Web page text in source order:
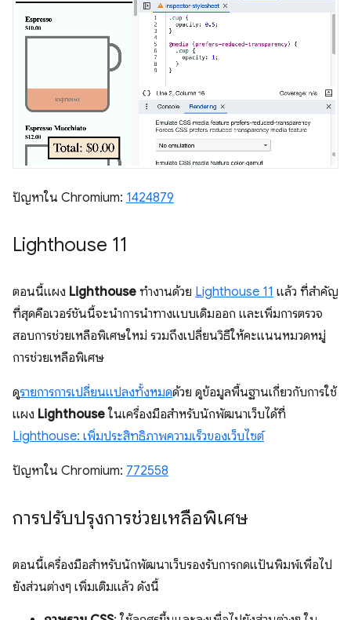
ปัญหาใน Chromium: 1424879
Lighthouse 11
ตอนนี้แผง Lighthouse ทำงานด้วย Lighthouse 11 แล้ว ที่สำคัญ
ที่สุดคือเวอร์ชันนี้จะนำการนำทางแบบเดิมออก และเพิ่มการตรวจ
สอบการช่วยเหลือพิเศษใหม่ รวมถึงเปลี่ยนวิธีให้คะแนนหมวดหมู่
การช่วยเหลือพิเศษ
ดูรายการการเปลี่ยนแปลงทั้งหมดด้วย ดูข้อมูลพื้นฐานเกี่ยวกับการใช้
แผง Lighthouseในเครื่องมือสำหรับนักพัฒนาเว็บได้ที่
Lighthouse: เพิ่มประสิทธิภาพความเร็วของเว็บไซต์
ปัญหาใน Chromium: 772558
การปรับปรุงการช่วยเหลือพิเศษ
ตอนนี้เครื่องมือสำหรับนักพัฒนาเว็บรองรับการกดแป้นพิมพ์เพื่อไป
ยังส่วนต่างๆ เพิ่มเติมแล้ว ดังนี้